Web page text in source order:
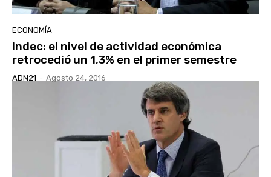
ECONOMÍA
Indec: el nivel de actividad económica
retrocedió un 1,3% en el primer semestre
ADN21 - Agosto 24, 2016